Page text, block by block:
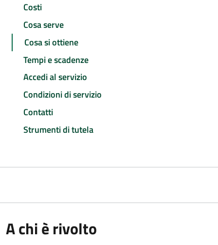
Costi
Cosa serve
Cosa si ottiene
Tempi e scadenze
Accedi al servizio
Condizioni di servizio
Contatti
Strumenti di tutela
A chi è rivolto